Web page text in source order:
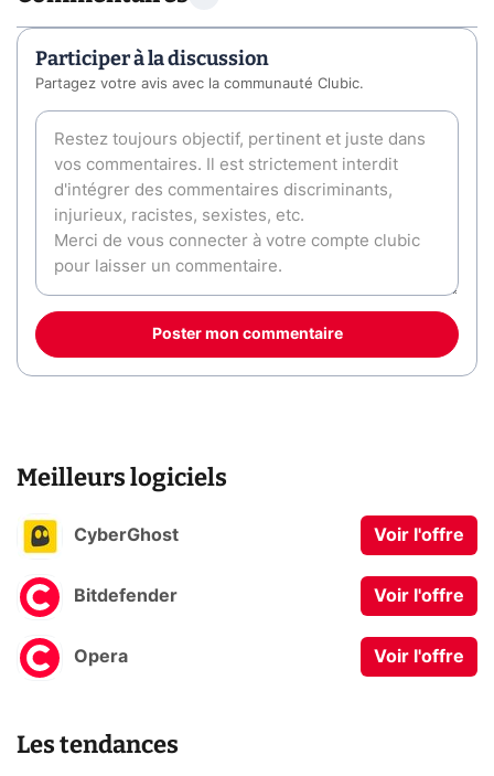
Participer à la discussion
Partagez votre avis avec la communauté Clubic.
Poster mon commentaire
Meilleurs logiciels
CyberGhost Voir l'offre
Bitdefender Voir l'offre
Opera Voir l'offre
Les tendances